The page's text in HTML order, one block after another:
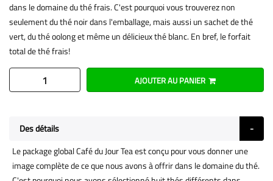
dans le domaine du thé frais. C'est pourquoi vous trouverez non
seulement du thé noir dans l'emballage, mais aussi un sachet de thé
vert, du thé oolong et même un délicieux thé blanc. En bref, le forfait
total de thé frais!
AJOUTER AU PANIER
Des détails
Le package global Café du Jour Tea est conçu pour vous donner une
image complète de ce que nous avons à offrir dans le domaine du thé.